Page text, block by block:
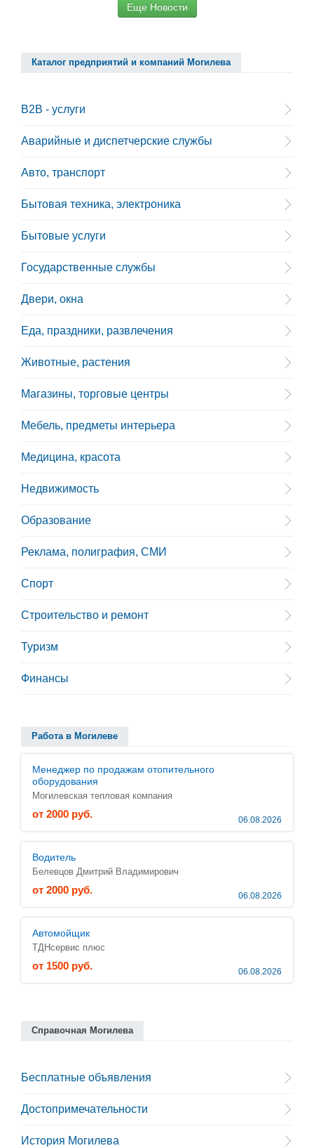
Еще Новости
Каталог предприятий и компаний Могилева
B2B - услуги
Аварийные и диспетчерские службы
Авто, транспорт
Бытовая техника, электроника
Бытовые услуги
Государственные службы
Двери, окна
Еда, праздники, развлечения
Животные, растения
Магазины, торговые центры
Мебель, предметы интерьера
Медицина, красота
Недвижимость
Образование
Реклама, полиграфия, СМИ
Спорт
Строительство и ремонт
Туризм
Финансы
Работа в Могилеве
Менеджер по продажам отопительного
оборудования
Могилевская тепловая компания
от 2000 руб. 06.08.2026
Водитель
Белевцов Дмитрий Владимирович
от 2000 руб. 06.08.2026
Автомойщик
ТДНсервис плюс
от 1500 руб. 06.08.2026
Справочная Могилева
Бесплатные объявления
Достопримечательности
История Могилева